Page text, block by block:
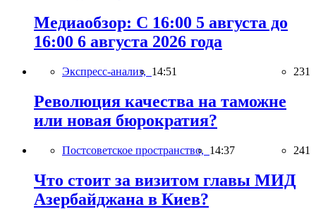
Медиаобзор: С 16:00 5 августа до
16:00 6 августа 2026 года
Экспресс-анализ, 14:51 231
Революция качества на таможне
или новая бюрократия?
Постсоветское пространство, 14:37 241
Что стоит за визитом главы МИД
Азербайджана в Киев?